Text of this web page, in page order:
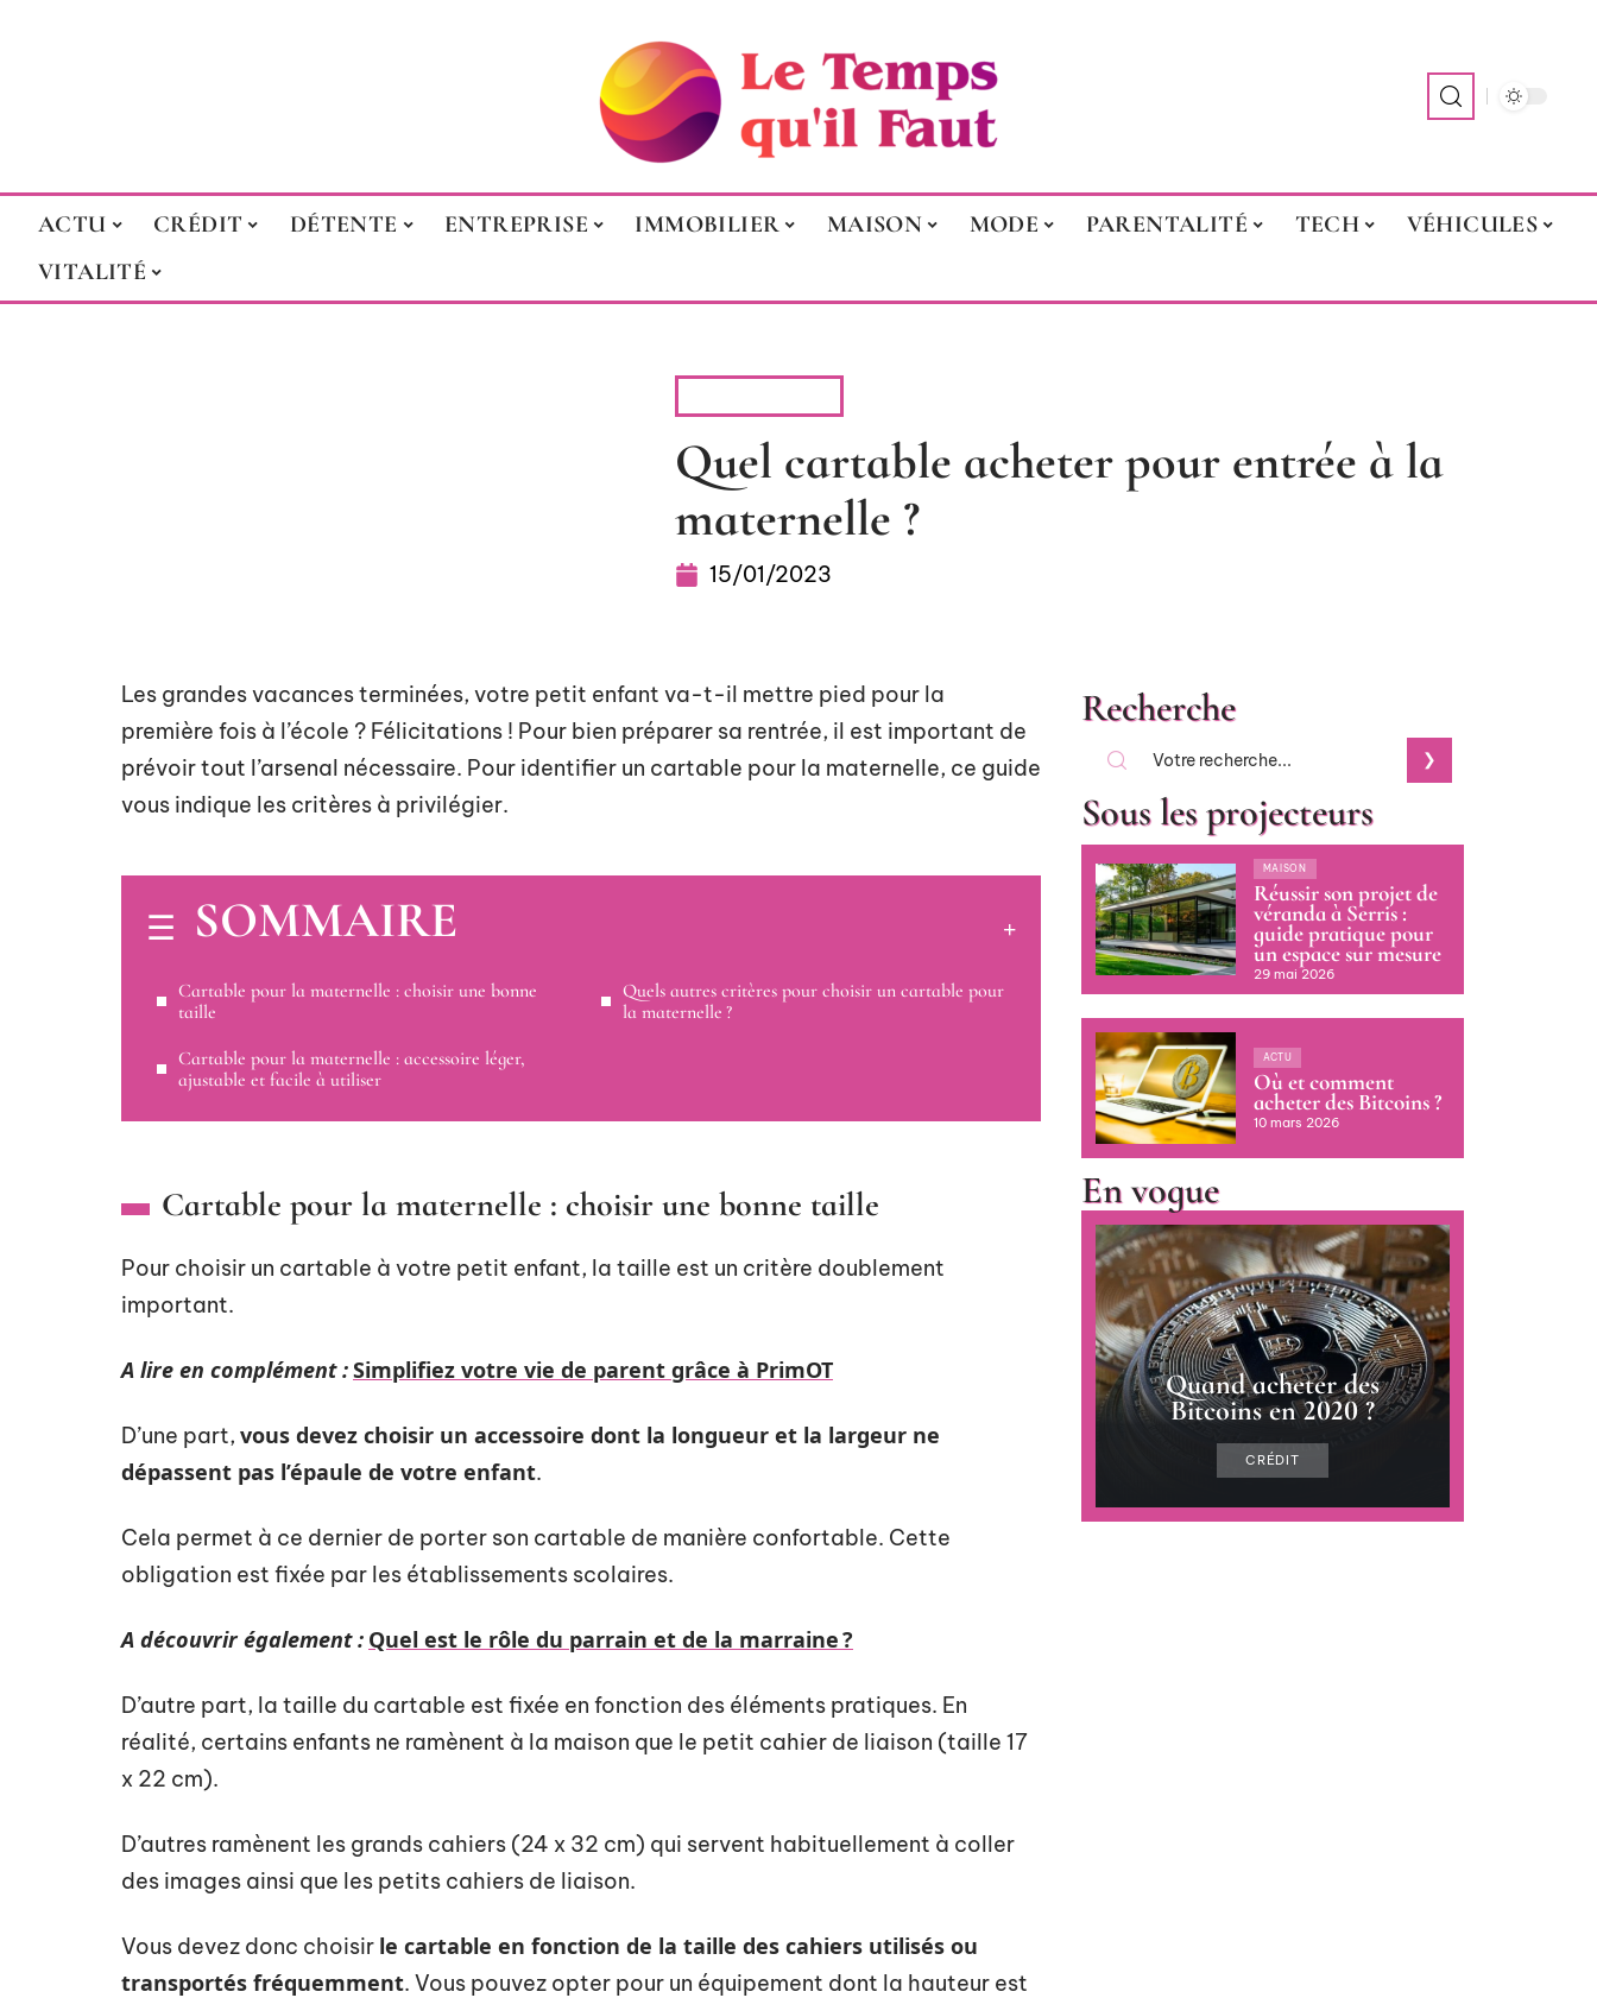
ACTU CRÉDIT DÉTENTE ENTREPRISE IMMOBILIER MAISON MODE PARENTALITÉ TECH
VÉHICULES
VITALITÉ
Quel cartable acheter pour entrée à la
maternelle ?
15/01/2023
Les grandes vacances terminées, votre petit enfant va-t-il mettre pied pour la
première fois à l’école ? Félicitations ! Pour bien préparer sa rentrée, il est important de
prévoir tout l’arsenal nécessaire. Pour identifier un cartable pour la maternelle, ce guide
vous indique les critères à privilégier.
SOMMAIRE
Cartable pour la maternelle : choisir une bonne
taille
Cartable pour la maternelle : accessoire léger,
ajustable et facile à utiliser
Quels autres critères pour choisir un cartable pour
la maternelle ?
Cartable pour la maternelle : choisir une bonne taille
Pour choisir un cartable à votre petit enfant, la taille est un critère doublement
important.
A lire en complément :Simplifiez votre vie de parent grâce à PrimOT
D’une part, vous devez choisir un accessoire dont la longueur et la largeur ne
dépassent pas l’épaule de votre enfant.
Cela permet à ce dernier de porter son cartable de manière confortable. Cette
obligation est fixée par les établissements scolaires.
A découvrir également : Quel est le rôle du parrain et de la marraine ?
D’autre part, la taille du cartable est fixée en fonction des éléments pratiques. En
réalité, certains enfants ne ramènent à la maison que le petit cahier de liaison (taille 17
x 22 cm).
D’autres ramènent les grands cahiers (24 x 32 cm) qui servent habituellement à coller
des images ainsi que les petits cahiers de liaison.
Vous devez donc choisir le cartable en fonction de la taille des cahiers utilisés ou
transportés fréquemment. Vous pouvez opter pour un équipement dont la hauteur est
Recherche
Sous les projecteurs
MAISON
Réussir son projet de
véranda à Serris :
guide pratique pour
un espace sur mesure
29 mai 2026
ACTU
Où et comment
acheter des Bitcoins ?
10 mars 2026
En vogue
Quand acheter des
Bitcoins en 2020 ?
CRÉDIT